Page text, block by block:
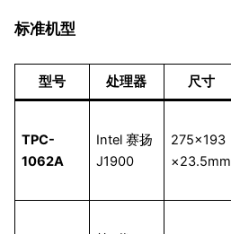
标准机型
型号 处理器 尺寸
TPC-
1062A
Intel 赛扬
J1900
275×193
×23.5mm